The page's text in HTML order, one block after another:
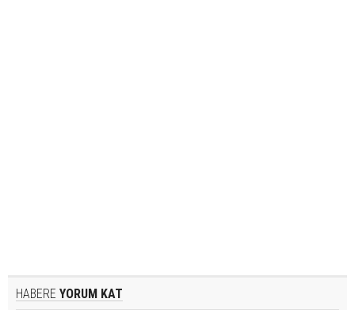
HABERE YORUM KAT